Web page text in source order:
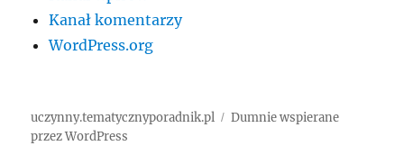
Kanał komentarzy
WordPress.org
uczynny.tematycznyporadnik.pl
Dumnie wspierane
przez WordPress